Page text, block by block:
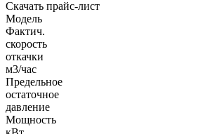
Скачать прайс-лист
Модель
Фактич.
скорость
откачки
м3/час
Предельное
остаточное
давление
Мощность